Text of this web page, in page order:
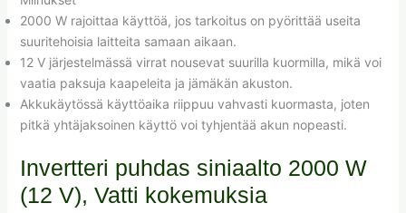
2000 W rajoittaa käyttöä, jos tarkoitus on pyörittää useita
suuritehoisia laitteita samaan aikaan.
12 V järjestelmässä virrat nousevat suurilla kuormilla, mikä voi
vaatia paksuja kaapeleita ja jämäkän akuston.
Akkukäytössä käyttöaika riippuu vahvasti kuormasta, joten
pitkä yhtäjaksoinen käyttö voi tyhjentää akun nopeasti.
Invertteri puhdas siniaalto 2000 W
(12 V), Vatti kokemuksia